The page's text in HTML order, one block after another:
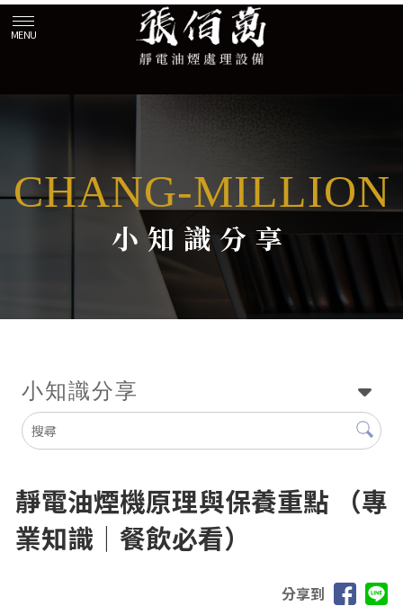
小知識分享
小知識分享
靜電油煙機原理與保養重點 （專
業知識｜餐飲必看）
分享到